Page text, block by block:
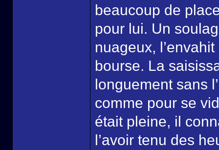
beaucoup de
pour lui. Un
nuageux,
bourse. La
longuement sans
comme pour se
était pleine, il
l’avoir tenu des